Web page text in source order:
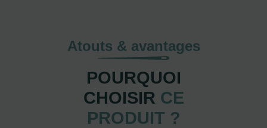
Atouts & avantages
POURQUOI
CHOISIR CE
PRODUIT ?